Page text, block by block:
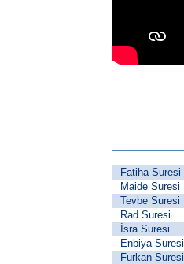
Fatiha Suresi
Maide Suresi
Tevbe Suresi
Rad Suresi
İsra Suresi
Enbiya Suresi
Furkan Suresi